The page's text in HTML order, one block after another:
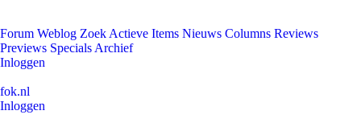
Forum Weblog Zoek Actieve Items Nieuws Columns Reviews
Previews Specials Archief
Inloggen
fok.nl
Inloggen